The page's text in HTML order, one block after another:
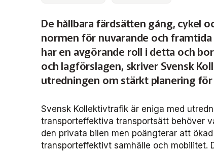
De hållbara färdsätten gång, cykel
normen för nuvarande och
har en avgörande roll i detta och
och lagförslagen, skriver Svensk
utredningen om stärkt planering
Svensk Kollektivtrafik är eniga med
transporteffektiva transportsätt behöver
den privata bilen men poängterar att
transporteffektivt samhälle och mobilitet.